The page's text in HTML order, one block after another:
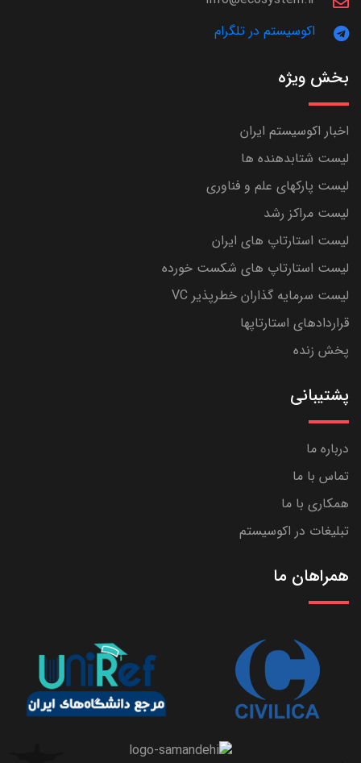
اکوسیستم در تلگرام
بخش ویژه
اخبار اکوسیستم ایران
لیست شتابدهنده ها
لیست پارکهای علم و فناوری
لیست مراکز رشد
لیست استارتاپ های ایران
لیست استارتاپ های شکست خورده
لیست سرمایه گذاران خطرپذیر VC
قراردادهای استارتاپها
پخش زنده
پشتیبانی
درباره ما
تماس با ما
همکاری با ما
تبلیغات در اکوسیستم
همراهان ما